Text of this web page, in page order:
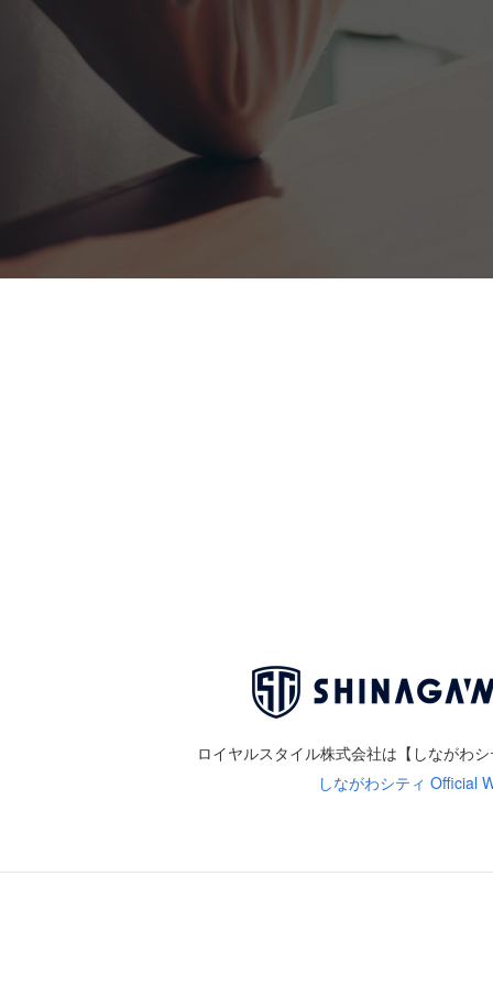
ロイヤルスタイル株式会社は 【しながわ
しながわシティ Official